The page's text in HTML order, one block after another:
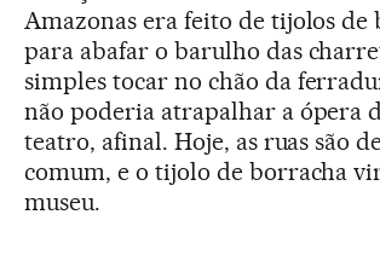
Amazonas era feito de tijolos de
para abafar o barulho das
simples tocar no chão da
não poderia atrapalhar a ópera
teatro, afinal. Hoje, as ruas são
comum, e o tijolo de borracha
museu.